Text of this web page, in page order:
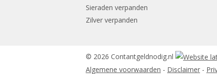
Sieraden verpanden
Zilver verpanden
© 2026 Contantgeldnodig.nl
Algemene voorwaarden - Disclaimer -